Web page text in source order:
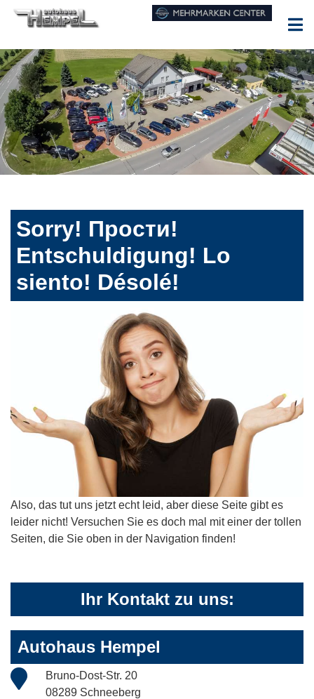
Sorry! Прости!
Entschuldigung! Lo
siento! Désolé!
Also, das tut uns jetzt echt leid, aber diese Seite gibt es
leider nicht! Versuchen Sie es doch mal mit einer der tollen
Seiten, die Sie oben in der Navigation finden!
Ihr Kontakt zu uns:
Autohaus Hempel
Bruno-Dost-Str. 20
08289 Schneeberg